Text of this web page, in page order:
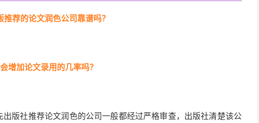
推荐的论文润色公司靠谱吗？
会增加论文录用的几率吗？
版社推荐论文润色的公司一般都经过严格审查，出版社清楚该公